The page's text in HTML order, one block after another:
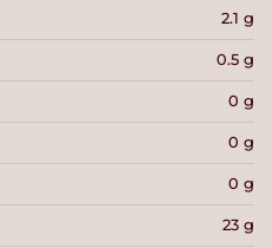
2.1 g
0.5 g
0 g
0 g
0 g
23 g